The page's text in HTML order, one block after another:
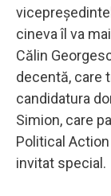
cineva îl va
Călin
decentă, care
candidatura
Simion, care
Political
invitat special.